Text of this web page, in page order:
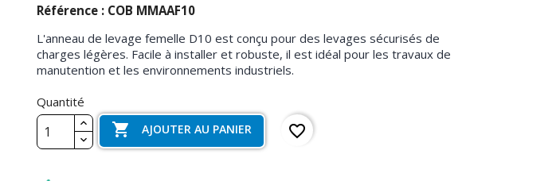
Référence : COB MMAAF10
L'anneau de levage femelle D10 est conçu pour des levages sécurisés de
charges légères. Facile à installer et robuste, il est idéal pour les travaux de
manutention et les environnements industriels.
Quantité
 AJOUTER AU PANIER favorite_border